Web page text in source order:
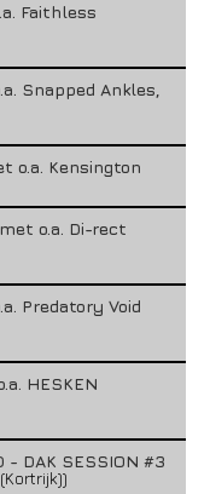
Faithless
Snapped Ankles,
o.a. Kensington
o.a. Di-rect
Predatory Void
HESKEN
- DAK SESSION #3